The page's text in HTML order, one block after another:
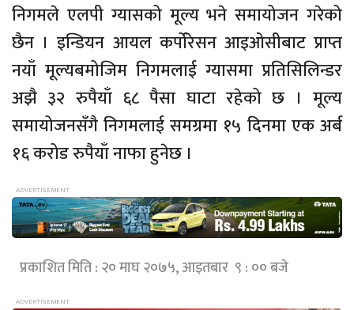
निगमले एलपी ग्यासको मूल्य भने समायोजन गरेको
छैन । इन्डियन आयल कर्पोरेसन आइओसीबाट प्राप्त
नयाँ मूल्यबमोजिम निगमलाई ग्यासमा प्रतिसिलिन्डर
अझै ३२ रुपैयाँ ६८ पैसा घाटा रहेको छ । मूल्य
समायोजनसँगै निगमलाई समग्रमा १५ दिनमा एक अर्ब
१६ करोड रुपैयाँ नाफा हुनेछ ।
प्रकाशित मिति : २० माघ २०७५, आइतबार ९ : ०० बजे